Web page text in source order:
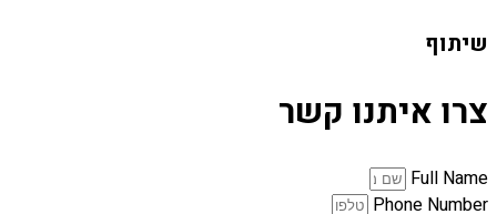
שיתוף
צרו איתנו קשר
Full Name
Phone Number